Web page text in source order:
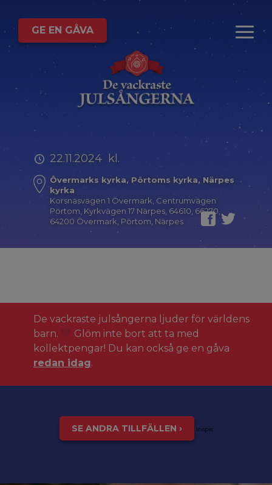
GE EN GÅVA
22.11.2024 kl.
Övermarks kyrka, Pörtoms kyrka, Närpes
kyrka
Korsnäsvägen 1 Övermark, Centrumvägen
Pörtom, Kyrkvägen 17 Närpes, 64610, 66270,
64200 Övermark, Pörtom, Närpes
De vackraste julsångerna ljuder för världens
barn.
Glöm inte bort att ta med
kollektpengar! Du kan också ge en gåva
redan idag.
SE ANDRA TILLFÄLLEN › inspis